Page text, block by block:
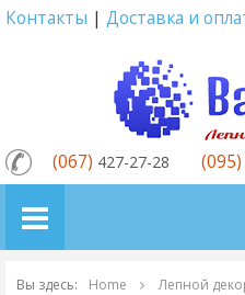
Контакты | Доставка и
(067) 427-27-28 (095)
Вы здесь: Home Лепной